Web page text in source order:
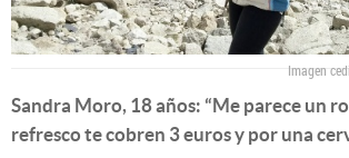
Imagen
Sandra Moro, 18 años: “Me parece un
refresco te cobren 3 euros y por una